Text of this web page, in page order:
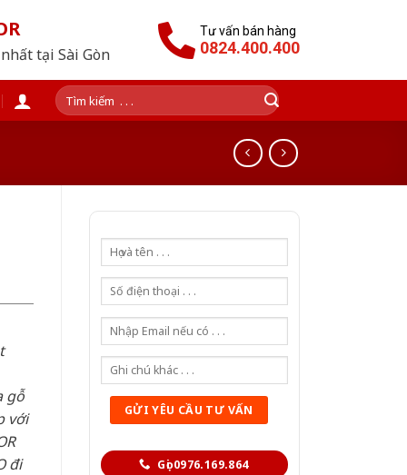
tại Sài Gòn
Tư vấn bán hàng
0824.400.400
Tìm
kiếm:
Gọi 0976.169.864
gỗ
với
đi